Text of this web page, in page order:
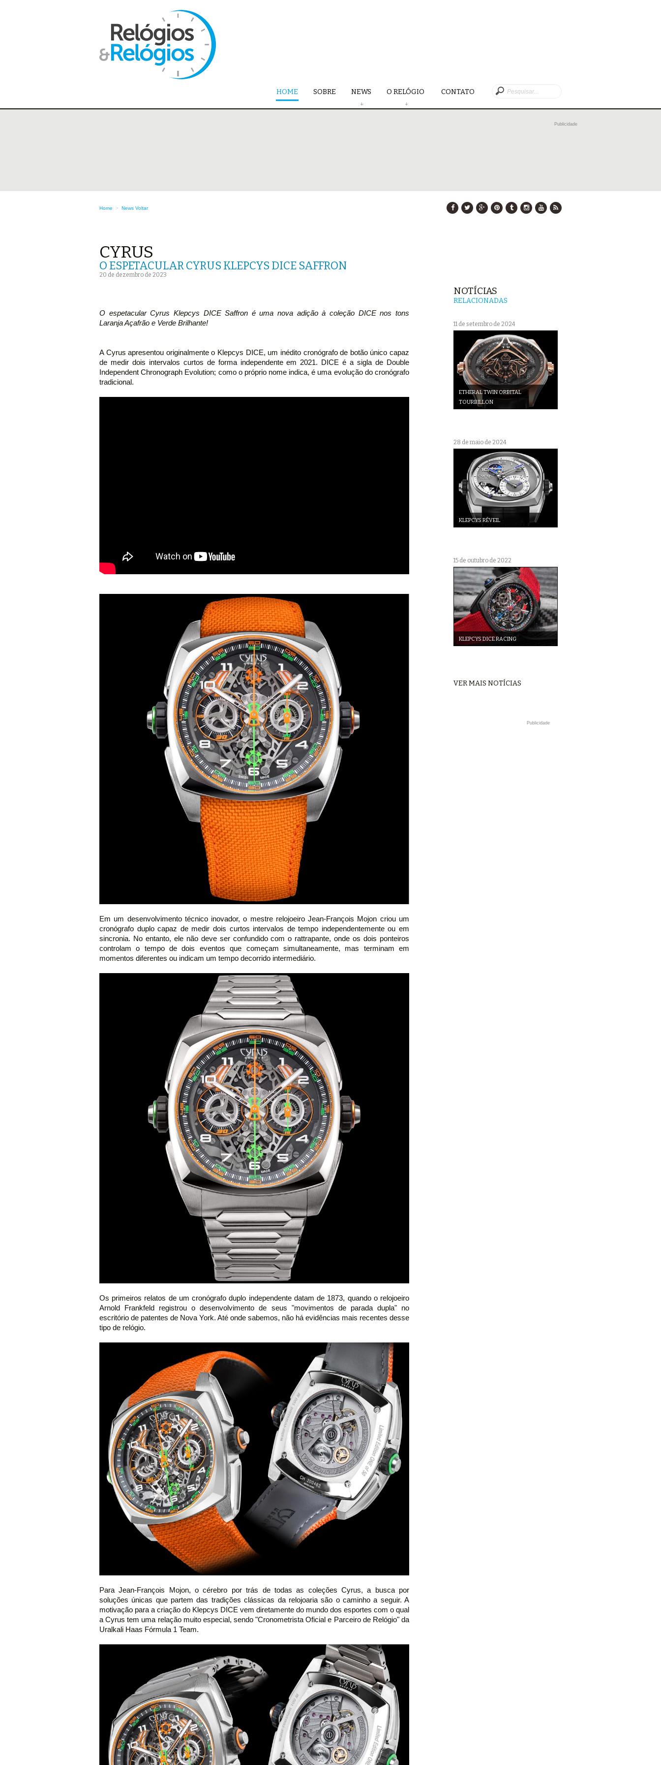
HOME SOBRE NEWS O RELÓGIO CONTATO
Publicidade
Home > News Voltar
CYRUS
O ESPETACULAR CYRUS KLEPCYS DICE SAFFRON
20 de dezembro de 2023
O espetacular Cyrus Klepcys DICE Saffron é uma nova adição à coleção DICE nos tons
Laranja Açafrão e Verde Brilhante!
A Cyrus apresentou originalmente o Klepcys DICE, um inédito cronógrafo de botão único capaz
de medir dois intervalos curtos de forma independente em 2021. DICE é a sigla de Double
Independent Chronograph Evolution; como o próprio nome indica, é uma evolução do cronógrafo
tradicional.
Em um desenvolvimento técnico inovador, o mestre relojoeiro Jean-François Mojon criou um
cronógrafo duplo capaz de medir dois curtos intervalos de tempo independentemente ou em
sincronia. No entanto, ele não deve ser confundido com o rattrapante, onde os dois ponteiros
controlam o tempo de dois eventos que começam simultaneamente, mas terminam em
momentos diferentes ou indicam um tempo decorrido intermediário.
Os primeiros relatos de um cronógrafo duplo independente datam de 1873, quando o relojoeiro
Arnold Frankfeld registrou o desenvolvimento de seus "movimentos de parada dupla" no
escritório de patentes de Nova York. Até onde sabemos, não há evidências mais recentes desse
tipo de relógio.
Para Jean-François Mojon, o cérebro por trás de todas as coleções Cyrus, a busca por
soluções únicas que partem das tradições clássicas da relojoaria são o caminho a seguir. A
motivação para a criação do Klepcys DICE vem diretamente do mundo dos esportes com o qual
a Cyrus tem uma relação muito especial, sendo "Cronometrista Oficial e Parceiro de Relógio" da
Uralkali Haas Fórmula 1 Team.
NOTÍCIAS
RELACIONADAS
11 de setembro de 2024
ETHERAL TWIN ORBITAL
TOURBILLON
28 de maio de 2024
KLEPCYS RÉVEIL
15 de outubro de 2022
KLEPCYS DICE RACING
VER MAIS NOTÍCIAS
Publicidade